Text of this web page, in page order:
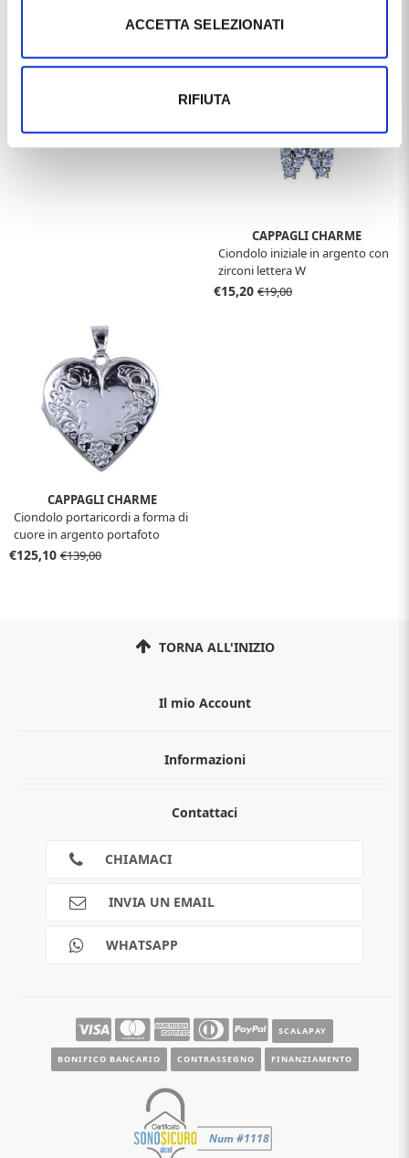
ACCETTA SELEZIONATI
RIFIUTA
Ciondolo uomo in argento e
smalti maxi - Rosa dei Venti
€98,10€109,00
CAPPAGLI CHARME
Ciondolo iniziale in argento con
zirconi lettera W
€15,20 €19,00
CAPPAGLI CHARME
Ciondolo portaricordi a forma di
cuore in argento portafoto
€125,10 €139,00
TORNA ALL'INIZIO
Il mio Account
Informazioni
Guida all'acquisto
Scalapay
Contattaci
CHIAMACI
INVIA UN EMAIL
WHATSAPP
SCALAPAY
BONIFICO BANCARIO CONTRASSEGNO FINANZIAMENTO